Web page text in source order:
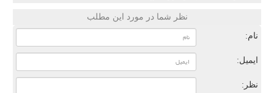
نظر شما در مورد این مطلب
نام:
ایمیل:
نظر: